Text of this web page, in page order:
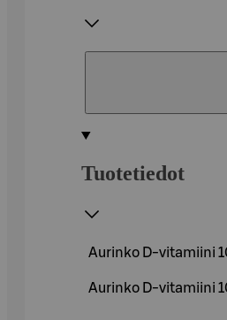
Tuotetiedot
Aurinko D-vitamiini
Aurinko D-vitamiini